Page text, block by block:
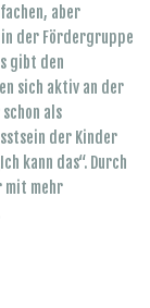
aber
in der Fördergruppe
gibt den
sich aktiv an der
als
der Kinder
kann das“. Durch
mit mehr